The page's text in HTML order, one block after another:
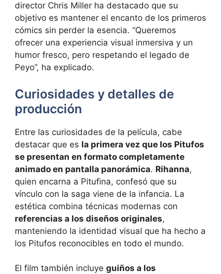
director Chris Miller ha destacado que su
objetivo es mantener el encanto de los primeros
cómics sin perder la esencia. “Queremos
ofrecer una experiencia visual inmersiva y un
humor fresco, pero respetando el legado de
Peyo”, ha explicado.
Curiosidades y detalles de
producción
Entre las curiosidades de la película, cabe
destacar que es la primera vez que los Pitufos
se presentan en formato completamente
animado en pantalla panorámica. Rihanna,
quien encarna a Pitufina, confesó que su
vínculo con la saga viene de la infancia. La
estética combina técnicas modernas con
referencias a los diseños originales,
manteniendo la identidad visual que ha hecho a
los Pitufos reconocibles en todo el mundo.
El film también incluye guiños a los